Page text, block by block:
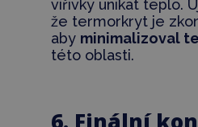
vířivky unikat teplo.
že termorkryt je
aby minimalizoval
této oblasti.